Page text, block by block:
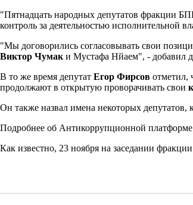
"Пятнадцать народных депутатов фракции
контроль за деятельностью исполнительной
"Мы договорились согласовывать свои
Виктор Чумак и Мустафа Нйаем", - добавил
В то же время депутат Егор Фирсов отметил,
продолжают в открытую проворачивать свои
Он также назвал имена некоторых
Подробнее об Антикоррупционной
Как известно, 23 ноября на заседании